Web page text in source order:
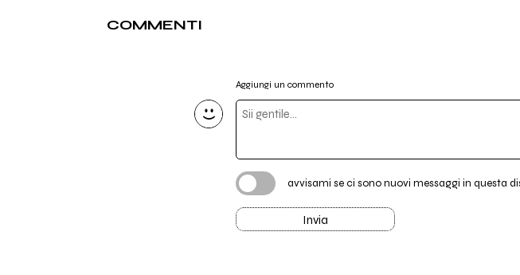
COMMENTI
Aggiungi un commento
avvisami se ci sono nuovi messaggi in questa
Invia